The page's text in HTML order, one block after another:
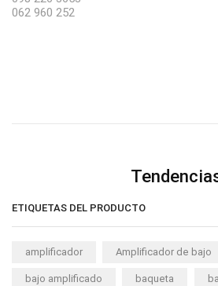
062 960 252
ETIQUETAS DEL PRODUCTO
amplificador Amplificador de bajo
bajo amplificado baqueta